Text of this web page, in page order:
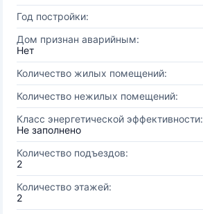
Год постройки:
Дом признан аварийным:
Нет
Количество жилых помещений:
Количество нежилых помещений:
Класс энергетической эффективности:
Не заполнено
Количество подъездов:
2
Количество этажей:
2